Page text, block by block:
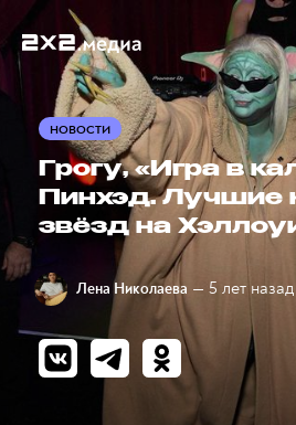
НОВОСТИ
Грогу, «Игра в
Пинхэд. Лучшие
звёзд на
Лена Николаева — 5 лет назад